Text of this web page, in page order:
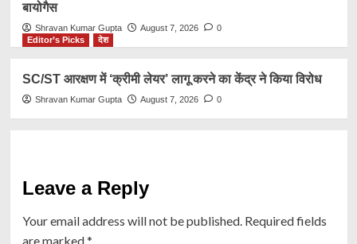
बायोगैस
Shravan Kumar Gupta August 7, 2026
0
Editor’s Picks
देश
SC/ST आरक्षण में ‘क्रीमी लेयर’ लागू करने का केंद्र ने किया विरोध
Shravan Kumar Gupta August 7, 2026 0
Leave a Reply
Your email address will not be published. Required fields
are marked*